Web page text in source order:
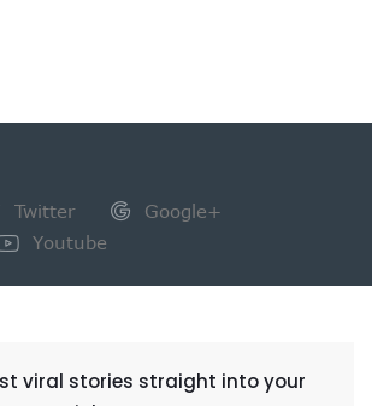
Twitter
Google+
Youtube
viral stories straight into your